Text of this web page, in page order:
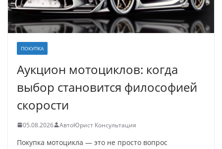
ПОКУПКА
Аукцион мотоциклов: когда
выбор становится философией
скорости
05.08.2026 АвтоЮрист Консультация
Покупка мотоцикла — это не просто вопрос